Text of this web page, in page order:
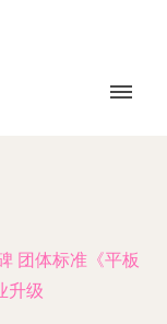
团体标准《平板
升级